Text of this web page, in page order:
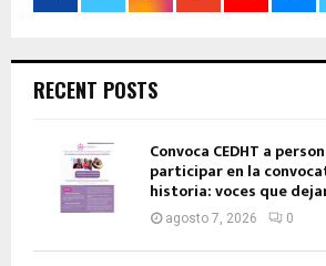
RECENT POSTS
Convoca CEDHT a
participar en la
historia: voces que
agosto 7, 2026 0